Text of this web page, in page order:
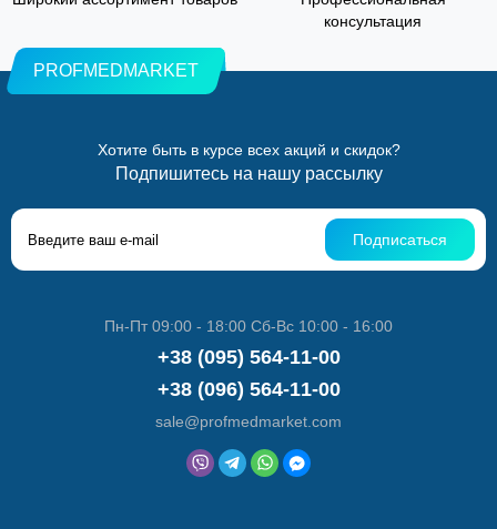
консультация
PROFMEDMARKET
Хотите быть в курсе всех акций и скидок?
Подпишитесь на нашу рассылку
Подписаться
Пн-Пт 09:00 - 18:00 Сб-Вс 10:00 - 16:00
+38 (095) 564-11-00
+38 (096) 564-11-00
sale@profmedmarket.com